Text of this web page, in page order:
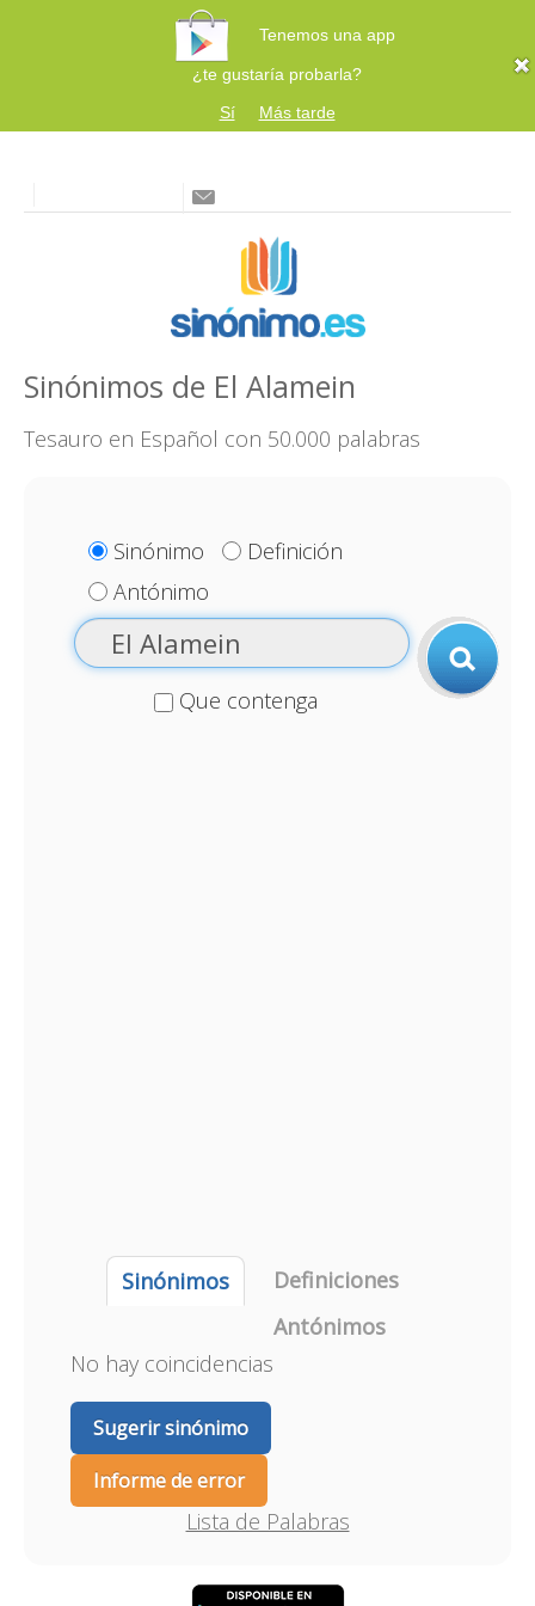
Tenemos una app
¿te gustaría probarla?
Sí
Más tarde
Sinónimos de El Alamein
Tesauro en Español con 50.000 palabras
Sinónimo
Definición
Antónimo
Que contenga
Sinónimos
Definiciones
Antónimos
No hay coincidencias
Sugerir sinónimo
Informe de error
Lista de Palabras